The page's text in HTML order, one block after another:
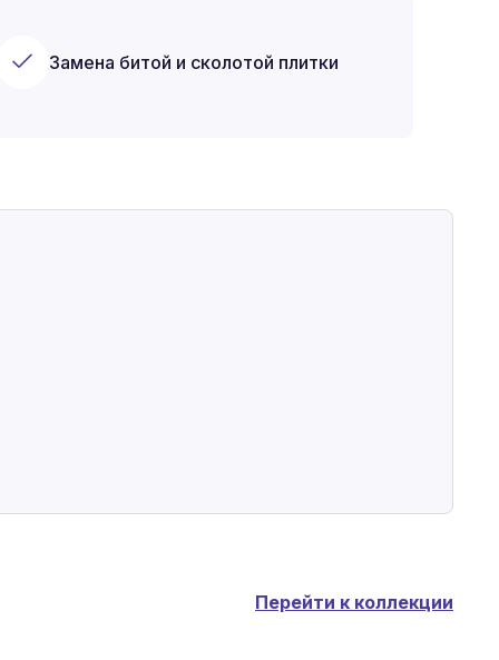
Замена битой и сколотой плитки
Перейти к коллекции